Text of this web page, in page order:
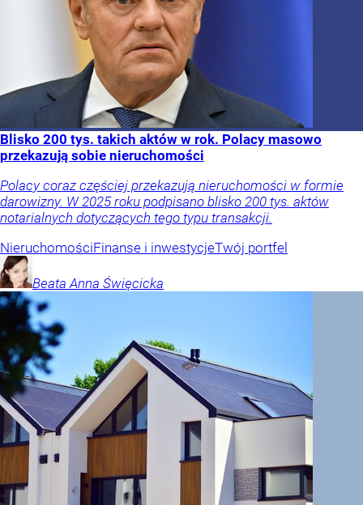
Blisko 200 tys. takich aktów w rok. Polacy masowo
przekazują sobie nieruchomości
Polacy coraz częściej przekazują nieruchomości w formie
darowizny. W 2025 roku podpisano blisko 200 tys. aktów
notarialnych dotyczących tego typu transakcji.
NieruchomościFinanse i inwestycjeTwój portfel
Beata Anna Święcicka